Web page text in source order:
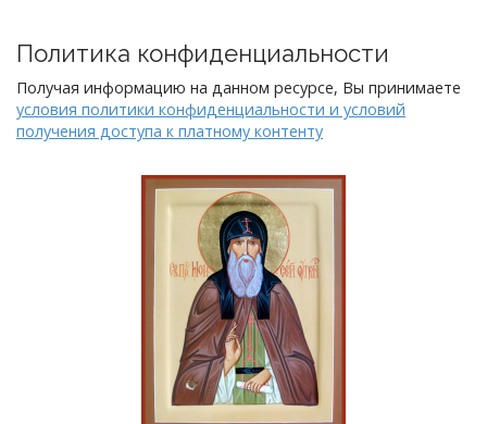
Политика конфиденциальности
Получая информацию на данном ресурсе, Вы принимаете
условия политики конфиденциальности и условий
получения доступа к платному контенту